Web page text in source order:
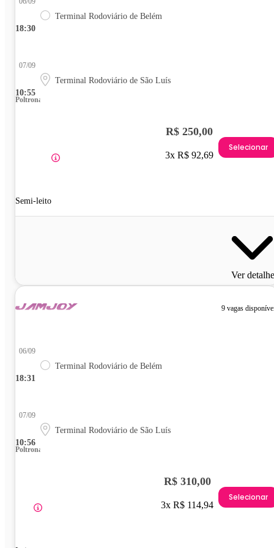
18:30
Terminal Rodoviário de Belém
10:55
07/09
Terminal Rodoviário de São Luís
Poltrona
Semi-leito
R$ 250,00
3x R$ 92,69
Selecionar
Ver
9 vagas
18:31
06/09
Terminal Rodoviário de Belém
10:56
07/09
Terminal Rodoviário de São Luís
Poltrona
R$ 310,00
3x R$ 114,94
Selecionar